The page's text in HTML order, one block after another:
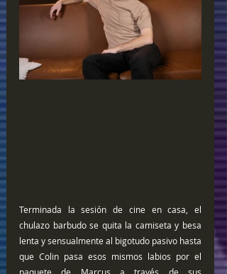
Terminada la sesión de cine en casa, el
chulazo barbudo se quita la camiseta y besa
lenta y sensualmente al bigotudo pasivo hasta
que Colin pasa esos mismos labios por el